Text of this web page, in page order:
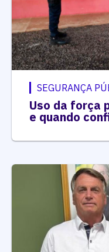
SEGURANÇA
Uso da força
e quando